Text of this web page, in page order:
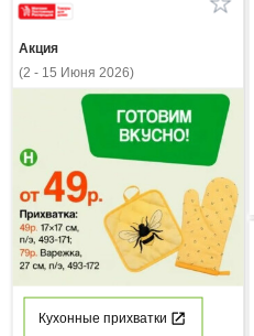
Акция
(2 - 15 Июня 2026)
Кухонные прихватки